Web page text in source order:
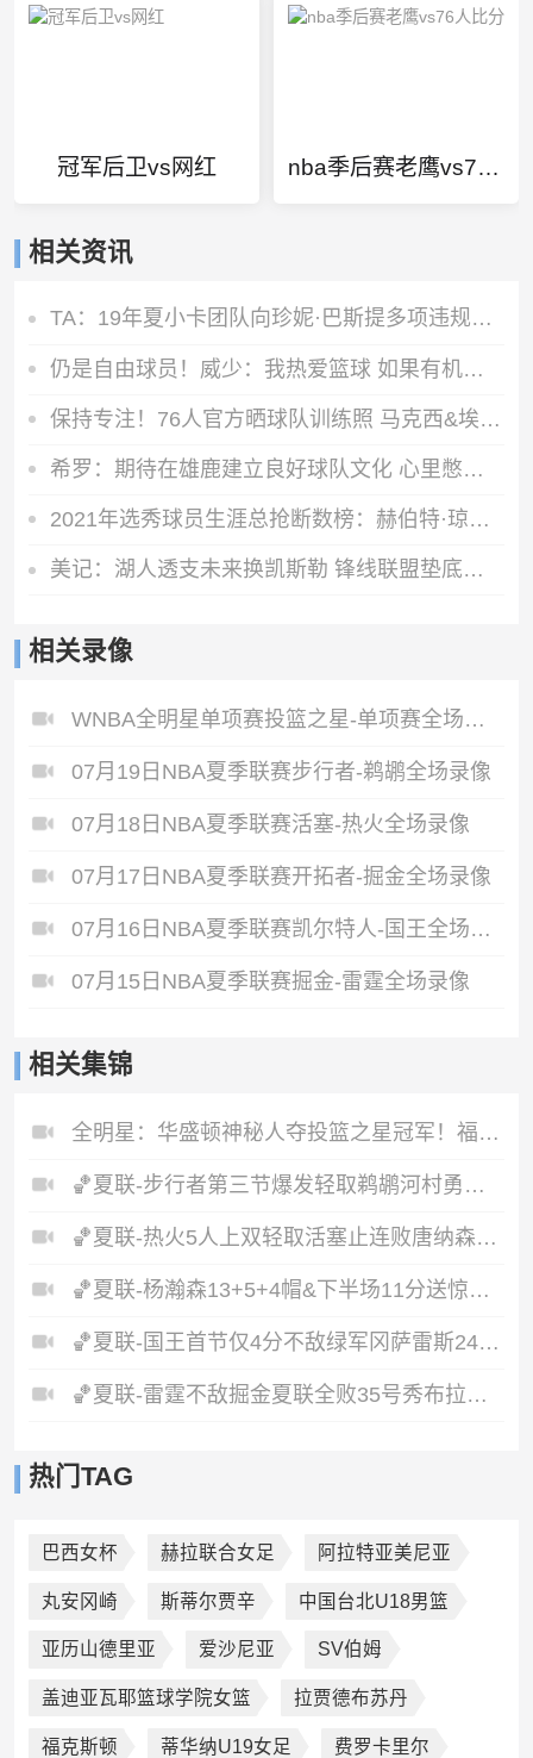
冠军后卫vs网红 nba季后赛老鹰vs76人比分
相关资讯
TA：19年夏小卡团队向珍妮·巴斯提多项违规激励要求 但都被拒绝
仍是自由球员！威少：我热爱篮球 如果有机会继续打球我会抓住它
保持专注！76人官方晒球队训练照 马克西&埃奇库姆在列
希罗：期待在雄鹿建立良好球队文化 心里憋着劲去证明自己
2021年选秀球员生涯总抢断数榜：赫伯特·琼斯第一 申京第四
美记：湖人透支未来换凯斯勒 锋线联盟垫底无力补强
相关录像
WNBA全明星单项赛投篮之星-单项赛全场录像
07月19日NBA夏季联赛步行者-鹈鹕全场录像
07月18日NBA夏季联赛活塞-热火全场录像
07月17日NBA夏季联赛开拓者-掘金全场录像
07月16日NBA夏季联赛凯尔特人-国王全场录像
07月15日NBA夏季联赛掘金-雷霆全场录像
相关集锦
全明星：华盛顿神秘人夺投篮之星冠军！福德夺得三分大赛冠军！
🏀夏联-步行者第三节爆发轻取鹈鹕河村勇辉5+5+12斯劳森22分
🏀夏联-热火5人上双轻取活塞止连败唐纳森20+8+10奥科里27分
🏀夏联-杨瀚森13+5+4帽&下半场11分送惊艳妙传开拓者力克掘金
🏀夏联-国王首节仅4分不敌绿军冈萨雷斯24+10+5塞纳克10+12
🏀夏联-雷霆不敌掘金夏联全败35号秀布拉齐尔32+6马拉14+7+6
热门TAG
巴西女杯 赫拉联合女足 阿拉特亚美尼亚
丸安冈崎 斯蒂尔贾辛 中国台北U18男篮
亚历山德里亚 爱沙尼亚 SV伯姆
盖迪亚瓦耶篮球学院女篮 拉贾德布苏丹
福克斯顿 蒂华纳U19女足 费罗卡里尔